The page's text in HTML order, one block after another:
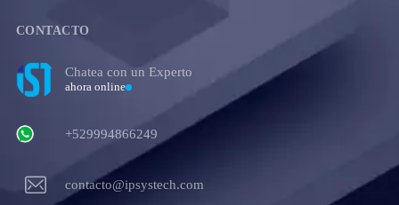
CONTACTO
Chatea con un Experto
ahora online
+529994866249
contacto@ipsystech.com